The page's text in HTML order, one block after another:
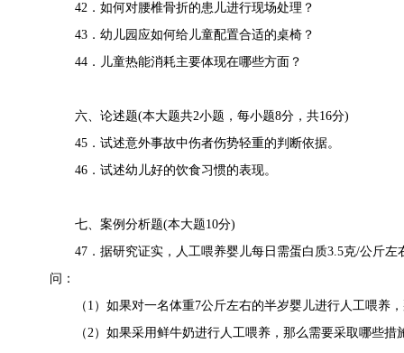
42．如何对腰椎骨折的患儿进行现场处理？
43．幼儿园应如何给儿童配置合适的桌椅？
44．儿童热能消耗主要体现在哪些方面？
六、论述题(本大题共2小题，每小题8分，共16分)
45．试述意外事故中伤者伤势轻重的判断依据。
46．试述幼儿好的饮食习惯的表现。
七、案例分析题(本大题10分)
47．据研究证实，人工喂养婴儿每日需蛋白质3.5克/公斤左
问：
（1）如果对一名体重7公斤左右的半岁婴儿进行人工喂养，
（2）如果采用鲜牛奶进行人工喂养，那么需要采取哪些措